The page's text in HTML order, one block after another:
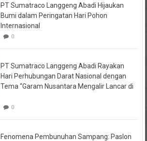
PT Sumatraco Langgeng Abadi Hijaukan
Bumi dalam Peringatan Hari Pohon
Internasional
0
PT Sumatraco Langgeng Abadi Rayakan
Hari Perhubungan Darat Nasional dengan
Tema “Garam Nusantara Mengalir Lancar di
0
Fenomena Pembunuhan Sampang: Paslon